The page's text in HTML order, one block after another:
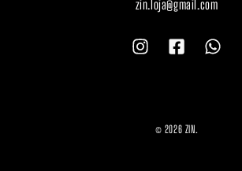
zin.loja@gmail.com
© 2026 ZIN.